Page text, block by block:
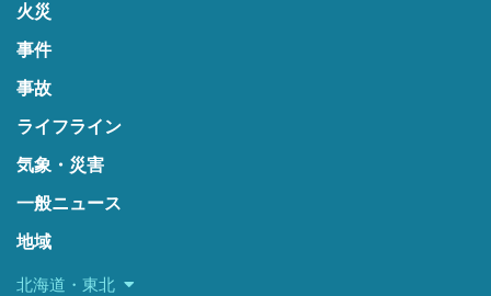
火災
事件
事故
ライフライン
気象・災害
一般ニュース
地域
北海道・東北